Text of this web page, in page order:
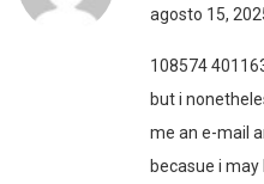
agosto 15,
108574
but i
me an e-mail
becasue i